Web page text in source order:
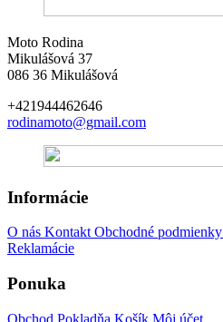
Moto Rodina
Mikulášová 37
086 36 Mikulášová
+421944462646
rodinamoto@gmail.com
Informácie
O nás KontaktObchodné podmienky
Reklamácie
Ponuka
Obchod Pokladňa Košík Môj účet